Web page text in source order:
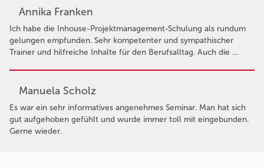
Annika Franken
Ich habe die Inhouse-Projektmanagement-Schulung als rundum
gelungen empfunden. Sehr kompetenter und sympathischer
Trainer und hilfreiche Inhalte für den Berufsalltag. Auch die …
Manuela Scholz
Es war ein sehr informatives angenehmes Seminar. Man hat sich
gut aufgehoben gefühlt und wurde immer toll mit eingebunden.
Gerne wieder.